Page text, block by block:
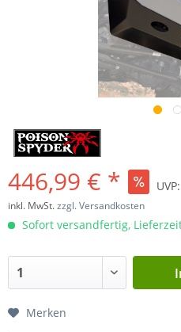
446,99 € * UVP:
inkl. MwSt.zzgl. Versandkosten
Sofort versandfertig,
Merken